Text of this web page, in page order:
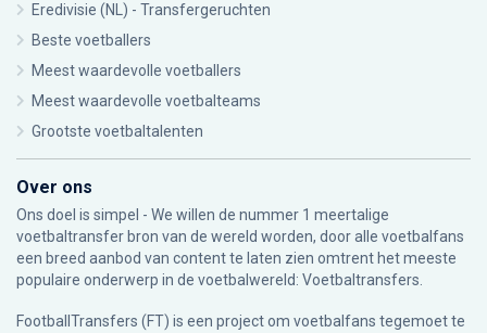
Eredivisie (NL) - Transfergeruchten
Beste voetballers
Meest waardevolle voetballers
Meest waardevolle voetbalteams
Grootste voetbaltalenten
Over ons
Ons doel is simpel - We willen de nummer 1 meertalige
voetbaltransfer bron van de wereld worden, door alle voetbalfans
een breed aanbod van content te laten zien omtrent het meeste
populaire onderwerp in de voetbalwereld: Voetbaltransfers.
FootballTransfers (FT) is een project om voetbalfans tegemoet te